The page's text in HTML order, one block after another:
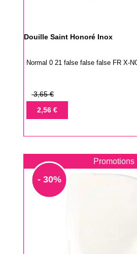
Douille Saint Honoré Inox
Normal 0 21 false false false FR X-
Prix
base
3,65 €
Prix2,56 €
Promotions
- 30%